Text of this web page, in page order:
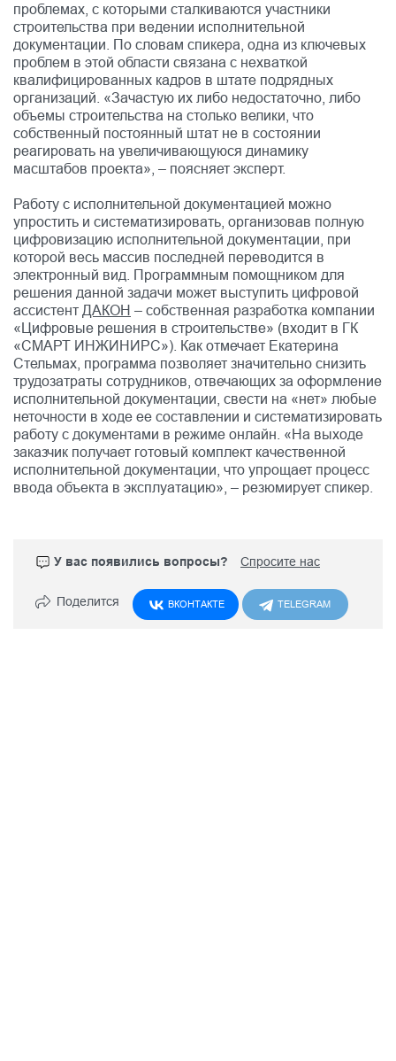
проблемах, с которыми сталкиваются участники
строительства при ведении исполнительной
документации. По словам спикера, одна из ключевых
проблем в этой области связана с нехваткой
квалифицированных кадров в штате подрядных
организаций. «Зачастую их либо недостаточно, либо
объемы строительства на столько велики, что
собственный постоянный штат не в состоянии
реагировать на увеличивающуюся динамику
масштабов проекта», – поясняет эксперт.
Работу с исполнительной документацией можно
упростить и систематизировать, организовав полную
цифровизацию исполнительной документации, при
которой весь массив последней переводится в
электронный вид. Программным помощником для
решения данной задачи может выступить цифровой
ассистент ДАКОН – собственная разработка компании
«Цифровые решения в строительстве» (входит в ГК
«СМАРТ ИНЖИНИРС»). Как отмечает Екатерина
Стельмах, программа позволяет значительно снизить
трудозатраты сотрудников, отвечающих за оформление
исполнительной документации, свести на «нет» любые
неточности в ходе ее составлении и систематизировать
работу с документами в режиме онлайн. «На выходе
заказчик получает готовый комплект качественной
исполнительной документации, что упрощает процесс
ввода объекта в эксплуатацию», – резюмирует спикер.
У вас появились вопросы? Спросите нас
Поделится